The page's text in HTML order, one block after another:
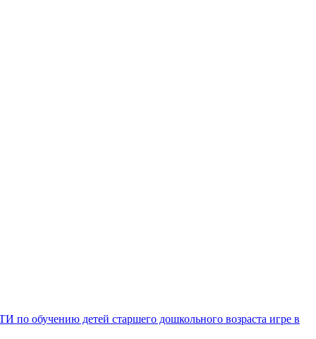
детей старшего дошкольного возраста игре в